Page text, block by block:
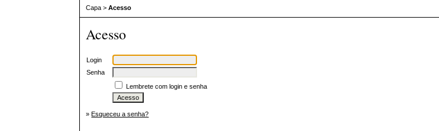
Capa >Acesso
Acesso
Login
Senha
Lembrete com login e senha
»Esqueceu a senha?